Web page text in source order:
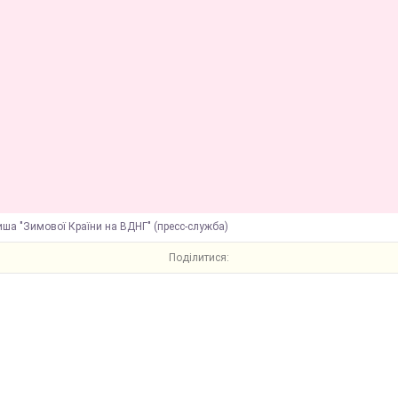
"Зимової Країни на ВДНГ" (пресс-служба)
Поділитися: